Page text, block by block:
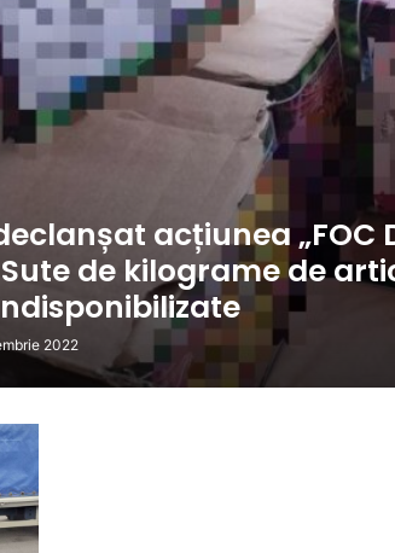
acțiunea „FOC
de kilograme de
2022